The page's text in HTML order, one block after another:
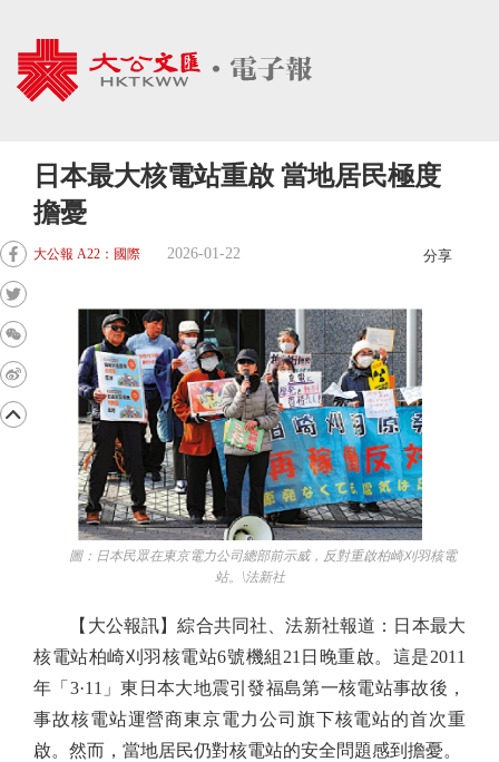
日本最大核電站重啟 當地居民極度
擔憂
大公報 A22：國際 2026-01-22 分享
圖：日本民眾在東京電力公司總部前示威，反對重啟柏崎刈羽核電
站。\法新社
【大公報訊】綜合共同社、法新社報道：日本最大
核電站柏崎刈羽核電站6號機組21日晚重啟。這是2011
年「3·11」東日本大地震引發福島第一核電站事故後，
事故核電站運營商東京電力公司旗下核電站的首次重
啟。然而，當地居民仍對核電站的安全問題感到擔憂。